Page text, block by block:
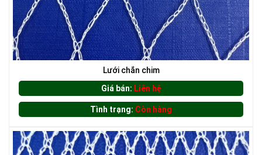
LƯỚI HÀNG RÀO HÌNH VUÔNG
LƯỚI NUÔI TRỒNG HẢI SẢN
Lưới chắn chim
Giá bán: Liên hệ
Tình trạng: Còn hàng